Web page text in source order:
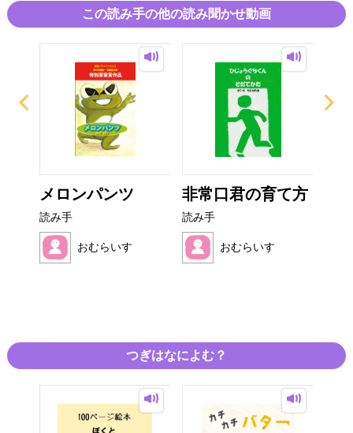
この読み手の他の読み聞かせ動画
メロンパンツ
読み手
おむらいす
非常口君の育て方
読み手
おむらいす
つぎはなによむ？